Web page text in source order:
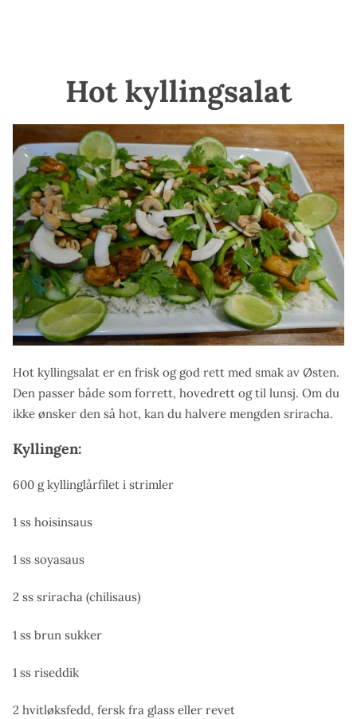
Hot kyllingsalat
Hot kyllingsalat er en frisk og god rett med smak av Østen.
Den passer både som forrett, hovedrett og til lunsj. Om du
ikke ønsker den så hot, kan du halvere mengden sriracha.
Kyllingen:
600 g kyllinglårfilet i strimler
1 ss hoisinsaus
1 ss soyasaus
2 ss sriracha (chilisaus)
1 ss brun sukker
1 ss riseddik
2 hvitløksfedd, fersk fra glass eller revet